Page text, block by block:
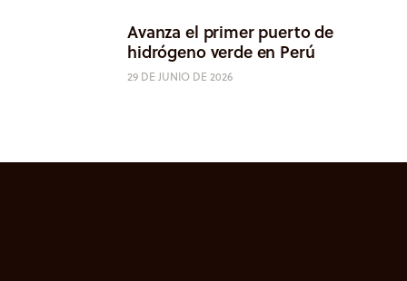
Avanza el primer puerto de
hidrógeno verde en Perú
29 DE JUNIO DE 2026